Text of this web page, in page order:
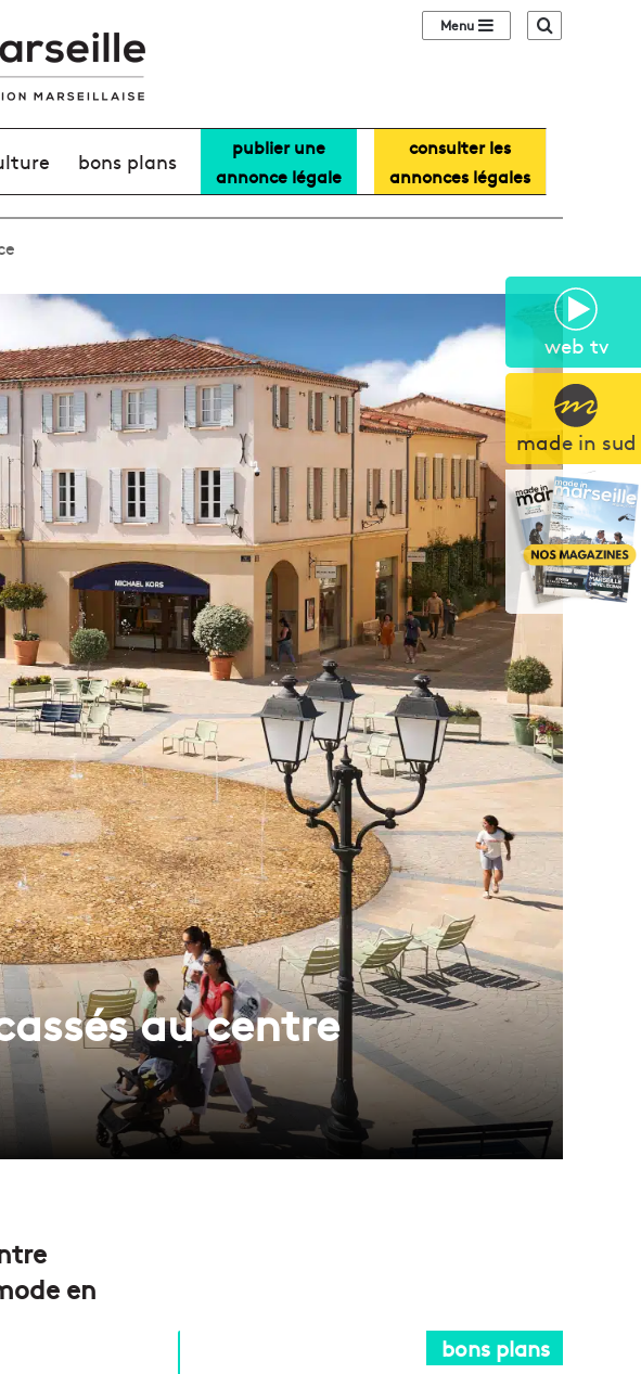
web tv
made in sud
Sidebar (barre
bons plans
publier une
annonce légale
consulter les
annonces légales
au centre
en
bons plans